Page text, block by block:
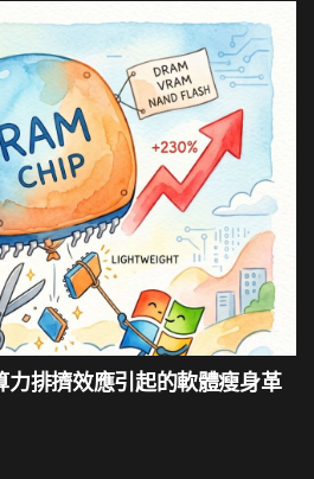
排擠效應引起的軟體瘦身革